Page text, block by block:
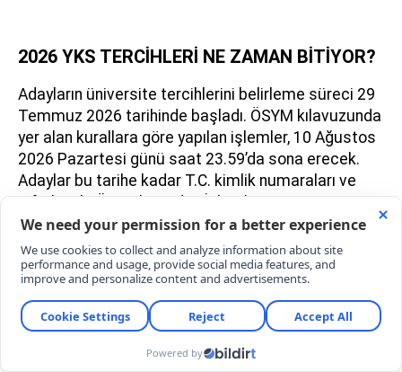
2026 YKS TERCİHLERİ NE ZAMAN BİTİYOR?
Adayların üniversite tercihlerini belirleme süreci 29
Temmuz 2026 tarihinde başladı. ÖSYM kılavuzunda
yer alan kurallara göre yapılan işlemler, 10 Ağustos
2026 Pazartesi günü saat 23.59’da sona erecek.
Adaylar bu tarihe kadar T.C. kimlik numaraları ve
şifreleriyle ÖSYM’nin Aday İşlemleri Sistemi
(ais.osym.gov.tr) veya mobil uygulaması üzerinden
tercih listelerinde değişiklik yapabilecekler.
2026YKS TERCİH SONUÇLARI NE ZAMAN
AÇIKLANACAK?
Tercih döneminin 10 Ağustos'ta tamamlanmasının